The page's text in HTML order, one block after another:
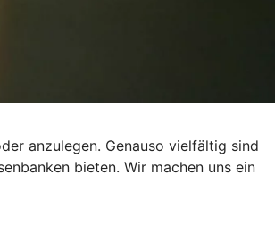
anzulegen. Genauso vielfältig sind
bieten. Wir machen uns ein